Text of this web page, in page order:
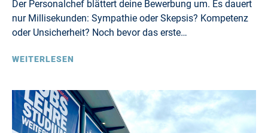
Der Personalchef blättert deine Bewerbung um. Es dauert
nur Millisekunden: Sympathie oder Skepsis? Kompetenz
oder Unsicherheit? Noch bevor das erste…
WEITERLESEN